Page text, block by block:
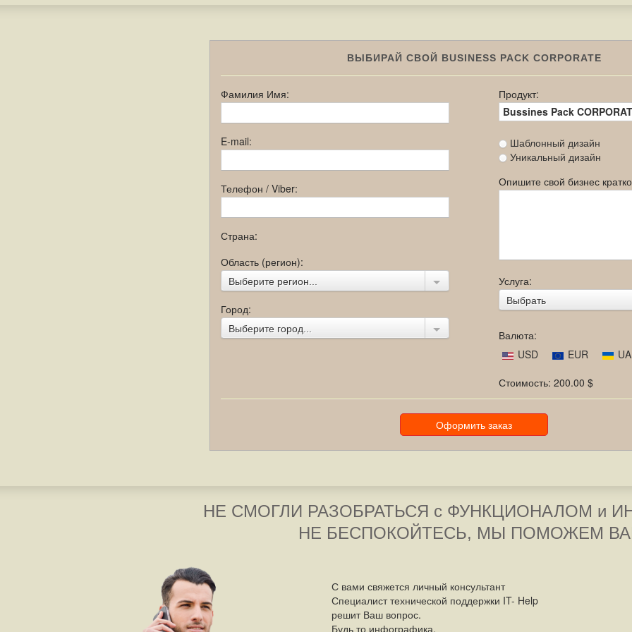
ВЫБИРАЙ СВОЙ BUSINESS PACK CORPORATE
Фамилия Имя:
E-mail:
Телефон / Viber:
Страна:
Область (регион):
Выберите регион...
Город:
Выберите город...
Продукт:
Bussines Pack
Шаблонный дизайн
Уникальный дизайн
Опишите свой бизнес
Услуга:
Выбрать
Валюта:
USD
EUR
Стоимость: 200.00 $
НЕ СМОГЛИ РАЗОБРАТЬСЯ с ФУНКЦИОНАЛОМ и
НЕ БЕСПОКОЙТЕСЬ, МЫ ПОМОЖЕМ
С вами свяжется личный консультант
Специалист технической поддержки IT- Help
решит Ваш вопрос.
Будь то инфографика,